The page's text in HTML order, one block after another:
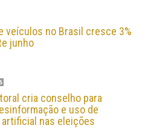
veículos no Brasil cresce 3%
junho
cria conselho para
e uso de
nas eleições